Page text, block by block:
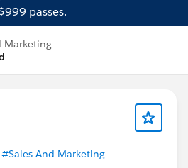
passes.
Marketing
#Sales And Marketing